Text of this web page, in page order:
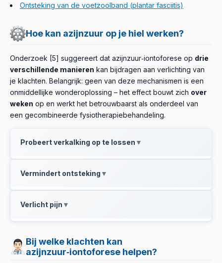
Ontsteking van de voetzoolband (plantar fasciitis)
Hoe kan azijnzuur op je hiel werken?
Onderzoek [5] suggereert dat azijnzuur‑iontoforese op drie
verschillende manieren kan bijdragen aan verlichting van
je klachten. Belangrijk: geen van deze mechanismen is een
onmiddellijke wonderoplossing – het effect bouwt zich over
weken op en werkt het betrouwbaarst als onderdeel van
een gecombineerde fysiotherapiebehandeling.
Probeert verkalking op te lossen ▼
kalkafzettingen en zet het om in calciumacetaat, dat
aantoonbaar in laboratoriumomstandigheden, maar in
levend menselijk weefsel is hetmoeilijk te metenen
botuitsteeksel op de röntgenfoto daadwerkelijk
verdwijnt. Onderzoek [4] toont dat veel studies
Vermindert ontsteking ▼
berust waarschijnlijk niet op oplossen van kalk, maar
stelt dat azijnzuur‑iontoforeseeen effectieve
component kan zijn van een complex
Verlicht pijn ▼
fasciitis een iontoforeseprotocol met stootgolftherapie
waarbij in de iontoforesegroep in plaats van azijnzuur
Bij welke klachten kan
azijnzuur‑iontoforese helpen?